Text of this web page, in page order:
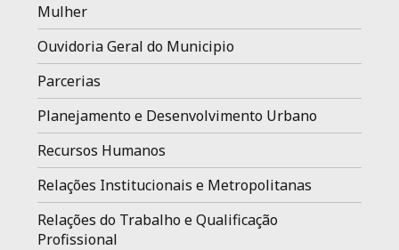
Mulher
Ouvidoria Geral do Municipio
Parcerias
Planejamento e Desenvolvimento Urbano
Recursos Humanos
Relações Institucionais e Metropolitanas
Relações do Trabalho e Qualificação
Profissional